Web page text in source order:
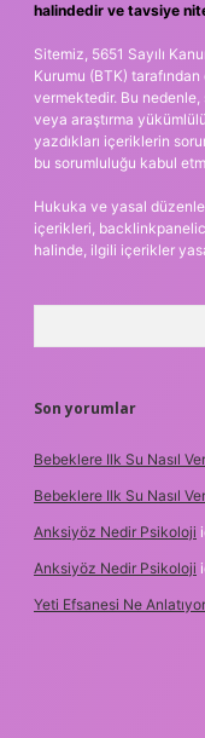
halindedir ve tavsiye
Sitemiz, 5651 Sayılı
Kurumu (BTK)
vermektedir. Bu
veya araştırma
yazdıkları içeriklerin
bu sorumluluğu kabul
Hukuka ve yasal
içerikleri,
halinde, ilgili içerikler
Son yorumlar
Bebeklere Ilk Su Nasıl
Bebeklere Ilk Su Nasıl
Anksiyöz Nedir Psikoloji
Anksiyöz Nedir Psikoloji
Yeti Efsanesi Ne Anlatıyor